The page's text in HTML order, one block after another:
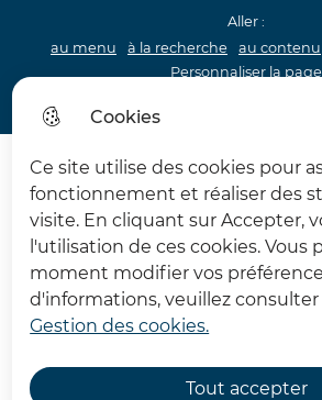
Cookies
Ce site utilise des cookies pour
fonctionnement et réaliser des
visite. En cliquant sur Accepter,
l'utilisation de ces cookies. Vous
moment modifier vos
d'informations, veuillez consulter
Gestion des cookies.
Tout accepter
Aller :
au menu
à la recherche au contenu
Personnaliser la page
62 MDPH Maison
Mon enfant va
classe ordinaire